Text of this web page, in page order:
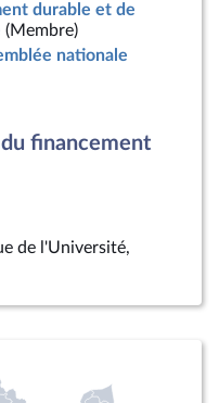
durable et de
(Membre)
nationale
financement
de l'Université,